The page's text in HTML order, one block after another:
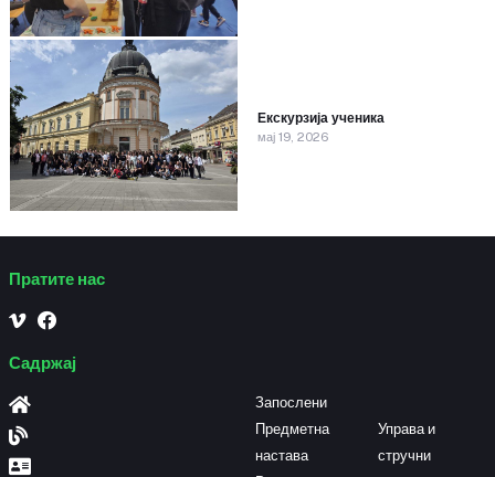
Екскурзија ученика
мај 19, 2026
Пратите нас
Садржај
Запослени
Предметна
настава
Управа и
стручни